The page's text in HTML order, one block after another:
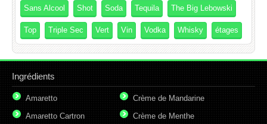
Sans Alcool Shot Soda Tequila The Big Lebowski
Top Triple Sec Vert Vin Vodka Whisky étages
Ingrédients
Amaretto
Amaretto Cartron
Crème de Mandarine
Crème de Menthe